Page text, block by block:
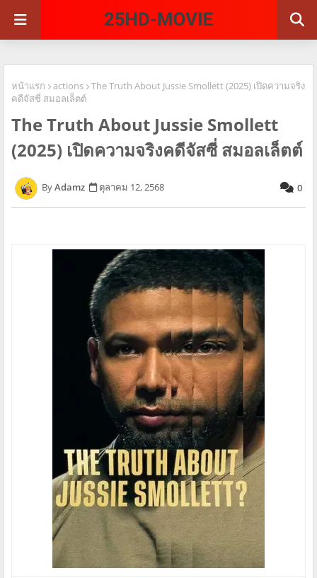
หน้าแรก actions
The Truth About Jussie Smollett (2025) เปิดความจริง
คดีจัสซี่ สมอลเล็ตต์
The Truth About Jussie Smollett
(2025) เปิดความจริงคดีจัสซี่ สมอลเล็ตต์
Adamz ตุลาคม 12, 2568 0